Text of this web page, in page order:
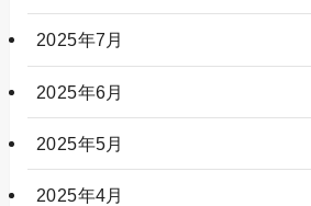
2025年7月
2025年6月
2025年5月
2025年4月